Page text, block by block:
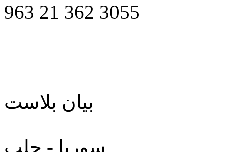
963 21 362 3055
بيان بلاست
سوريا - حلب